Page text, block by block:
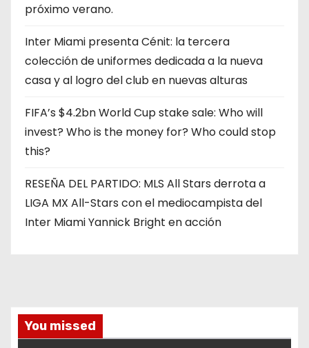
próximo verano.
Inter Miami presenta Cénit: la tercera
colección de uniformes dedicada a la nueva
casa y al logro del club en nuevas alturas
FIFA’s $4.2bn World Cup stake sale: Who will
invest? Who is the money for? Who could stop
this?
RESEÑA DEL PARTIDO: MLS All Stars derrota a
LIGA MX All-Stars con el mediocampista del
Inter Miami Yannick Bright en acción
You missed